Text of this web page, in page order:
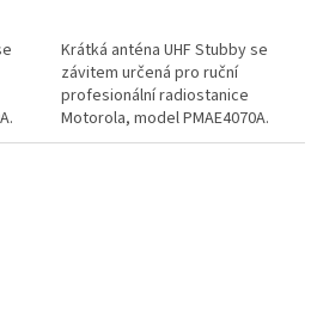
Krátká anténa UHF Stubby se
závitem určená pro ruční
profesionální radiostanice
Motorola, model PMAE4070A.
Kmitočtový rozsah UHF 440-